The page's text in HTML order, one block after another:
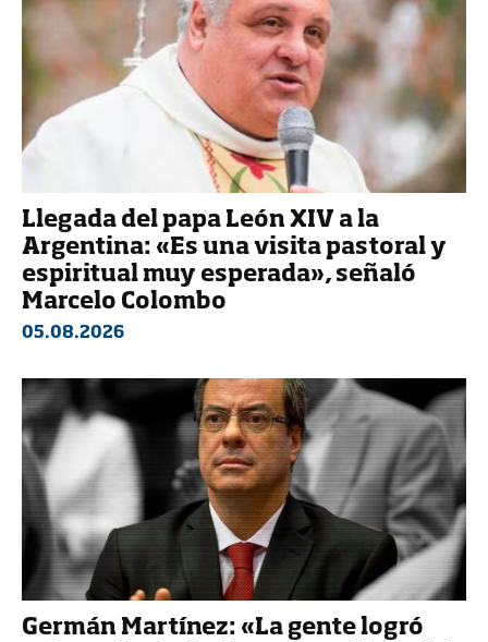
Llegada del papa León XIV a la
Argentina: «Es una visita pastoral y
espiritual muy esperada», señaló
Marcelo Colombo
05.08.2026
Germán Martínez: «La gente logró